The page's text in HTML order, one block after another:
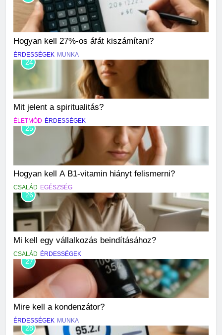
Hogyan kell 27%-os áfát kiszámítani?
ÉRDESSÉGEK MUNKA
24
Mit jelent a spiritualitás?
ÉLETMÓD ÉRDESSÉGEK
25
Hogyan kell A B1-vitamin hiányt felismerni?
CSALÁD EGÉSZSÉG
26
Mi kell egy vállalkozás beindításához?
CSALÁD ÉRDESSÉGEK
27
Mire kell a kondenzátor?
ÉRDESSÉGEK MUNKA
28